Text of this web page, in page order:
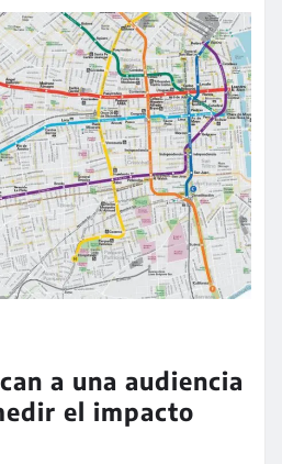
a una audiencia
el impacto